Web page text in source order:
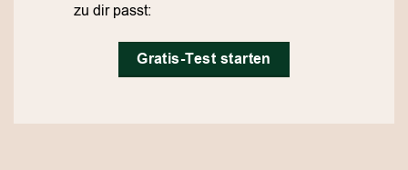
zu dir passt:
Gratis-Test starten